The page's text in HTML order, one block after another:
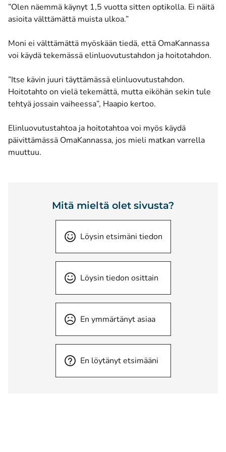
”Olen näemmä käynyt 1,5 vuotta sitten optikolla. Ei näitä
asioita välttämättä muista ulkoa.”
Moni ei välttämättä myöskään tiedä, että OmaKannassa
voi käydä tekemässä elinluovutustahdon ja hoitotahdon.
”Itse kävin juuri täyttämässä elinluovutustahdon.
Hoitotahto on vielä tekemättä, mutta eiköhän sekin tule
tehtyä jossain vaiheessa”, Haapio kertoo.
Elinluovutustahtoa ja hoitotahtoa voi myös käydä
päivittämässä OmaKannassa, jos mieli matkan varrella
muuttuu.
Mitä mieltä olet sivusta?
Löysin etsimäni tiedon
Löysin tiedon osittain
En ymmärtänyt asiaa
En löytänyt etsimääni